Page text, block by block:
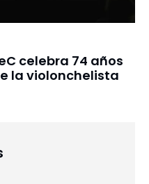
celebra 74 años
la violonchelista